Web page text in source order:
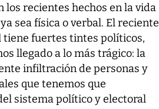
los recientes hechos en la vida
sea física o verbal. El reciente
tiene fuertes tintes políticos,
llegado a lo más trágico: la
infiltración de personas y
que tenemos que
sistema político y electoral